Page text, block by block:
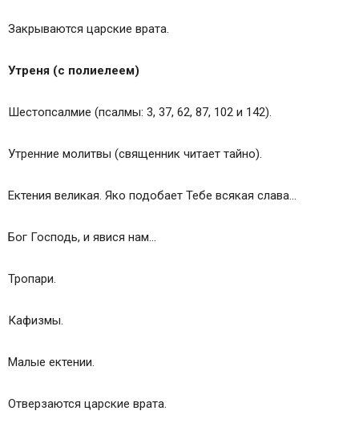
Закрываются царские врата.
Утреня (с полиелеем)
Шестопсалмие (псалмы: 3, 37, 62, 87, 102 и 142).
Утренние молитвы (священник читает тайно).
Ектения великая. Яко подобает Тебе всякая слава…
Бог Господь, и явися нам…
Тропари.
Кафизмы.
Малые ектении.
Отверзаются царские врата.